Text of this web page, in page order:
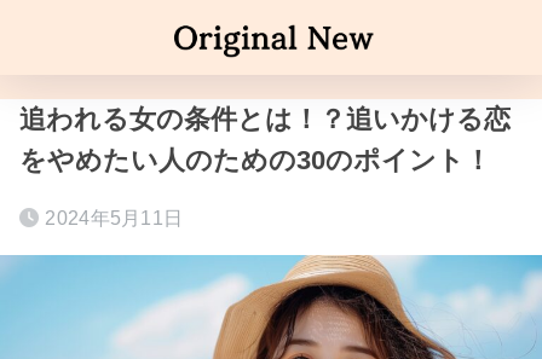
追われる女の条件とは！？追いかける恋
をやめたい人のための30のポイント！
2024年5月11日